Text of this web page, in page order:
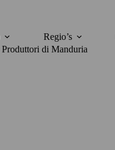
Regio’s